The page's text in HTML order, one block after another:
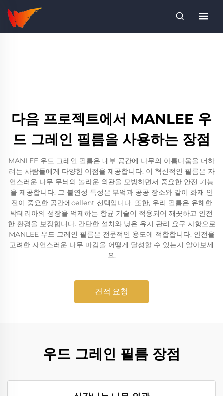
다음 프로젝트에서 MANLEE 우
드 그레인 필름을 사용하는 장점
MANLEE 우드 그레인 필름은 내부 공간에 나무의 아름다움을 더하
려는 사람들에게 다양한 이점을 제공합니다. 이 혁신적인 필름은 자
연스러운 나무 무늬의 놀라운 외관을 모방하면서 중요한 안전 기능
을 제공합니다. 그 불연성 특성은 부엌과 공공 장소와 같이 화재 안
전이 중요한 공간에cellent 선택입니다. 또한, 우리 필름은 유해한
박테리아의 성장을 억제하는 항균 기술이 적용되어 깨끗하고 안전
한 환경을 보장합니다. 간단한 설치와 낮은 유지 관리 요구 사항으로
MANLEE 우드 그레인 필름은 전문적인 용도에 적합합니다. 안전을
고려한 자연스러운 나무 마감을 어떻게 달성할 수 있는지 알아보세
요.
견적 요청
우드 그레인 필름 장점